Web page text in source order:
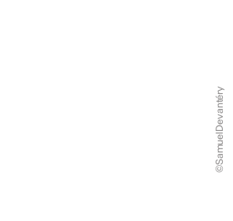
©SamuelDevantéry